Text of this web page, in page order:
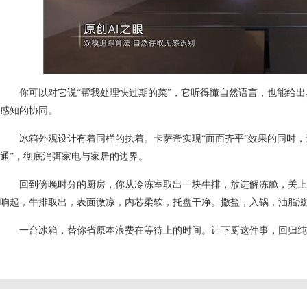
你可以对它说“帮我处理快过期的菜”，它听得懂自然语言，也能给
感知的协同。
冰箱外观设计有着同样的执着。卡萨帝实现“面面齐平”效果的同时
通”，彻底消弭家电与家居的边界。
回到傍晚时分的厨房，你从冷冻室取出一块牛排，放进解冻舱，关
响起，牛排取出，表面微凉，内芯柔软，托盘干净。撒盐，入锅，油脂
一台冰箱，替你省原本浪费在等待上的时间。让下厨这件事，回归